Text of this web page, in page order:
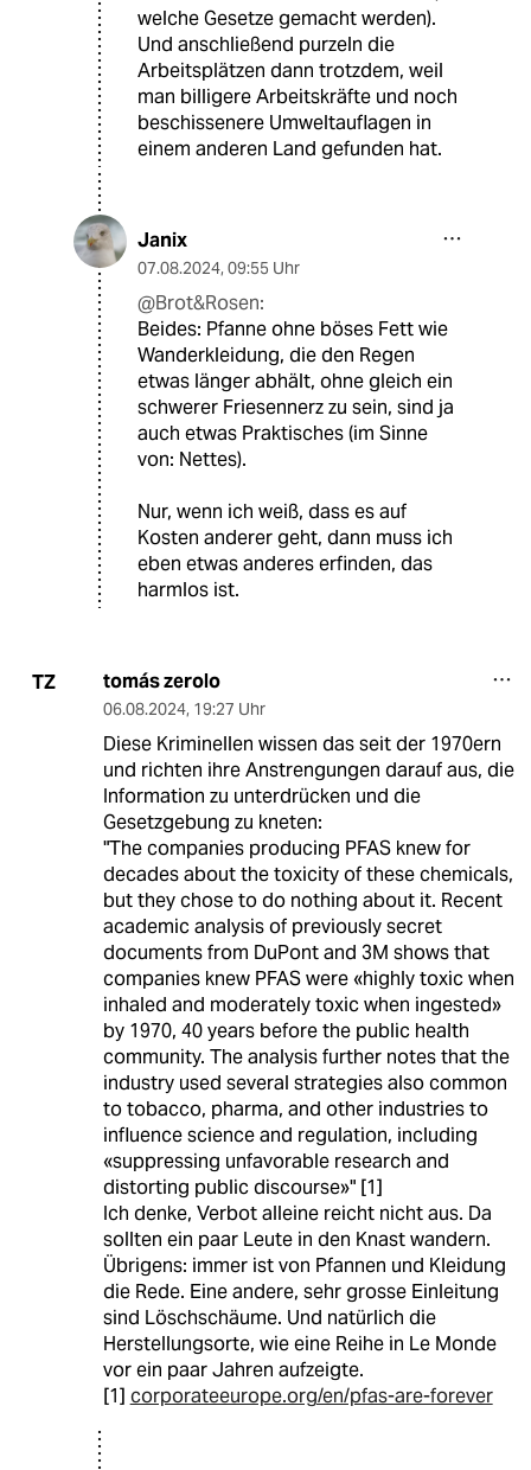
welche Gesetze gemacht werden).
Und anschließend purzeln die
Arbeitsplätzen dann trotzdem, weil
man billigere Arbeitskräfte und noch
beschissenere Umweltauflagen in
einem anderen Land gefunden hat.
Janix
07.08.2024, 09:55 Uhr
@Brot&Rosen:
Beides: Pfanne ohne böses Fett wie
Wanderkleidung, die den Regen
etwas länger abhält, ohne gleich ein
schwerer Friesennerz zu sein, sind ja
auch etwas Praktisches (im Sinne
von: Nettes).
Nur, wenn ich weiß, dass es auf
Kosten anderer geht, dann muss ich
eben etwas anderes erfinden, das
harmlos ist.
TZ tomás zerolo
06.08.2024, 19:27 Uhr
Diese Kriminellen wissen das seit der 1970ern
und richten ihre Anstrengungen darauf aus, die
Information zu unterdrücken und die
Gesetzgebung zu kneten:
"The companies producing PFAS knew for
decades about the toxicity of these chemicals,
but they chose to do nothing about it. Recent
academic analysis of previously secret
documents from DuPont and 3M shows that
companies knew PFAS were «highly toxic when
inhaled and moderately toxic when ingested»
by 1970, 40 years before the public health
community. The analysis further notes that the
industry used several strategies also common
to tobacco, pharma, and other industries to
influence science and regulation, including
«suppressing unfavorable research and
distorting public discourse»" [1]
Ich denke, Verbot alleine reicht nicht aus. Da
sollten ein paar Leute in den Knast wandern.
Übrigens: immer ist von Pfannen und Kleidung
die Rede. Eine andere, sehr grosse Einleitung
sind Löschschäume. Und natürlich die
Herstellungsorte, wie eine Reihe in Le Monde
vor ein paar Jahren aufzeigte.
[1] corporateeurope.org/en/pfas-are-forever